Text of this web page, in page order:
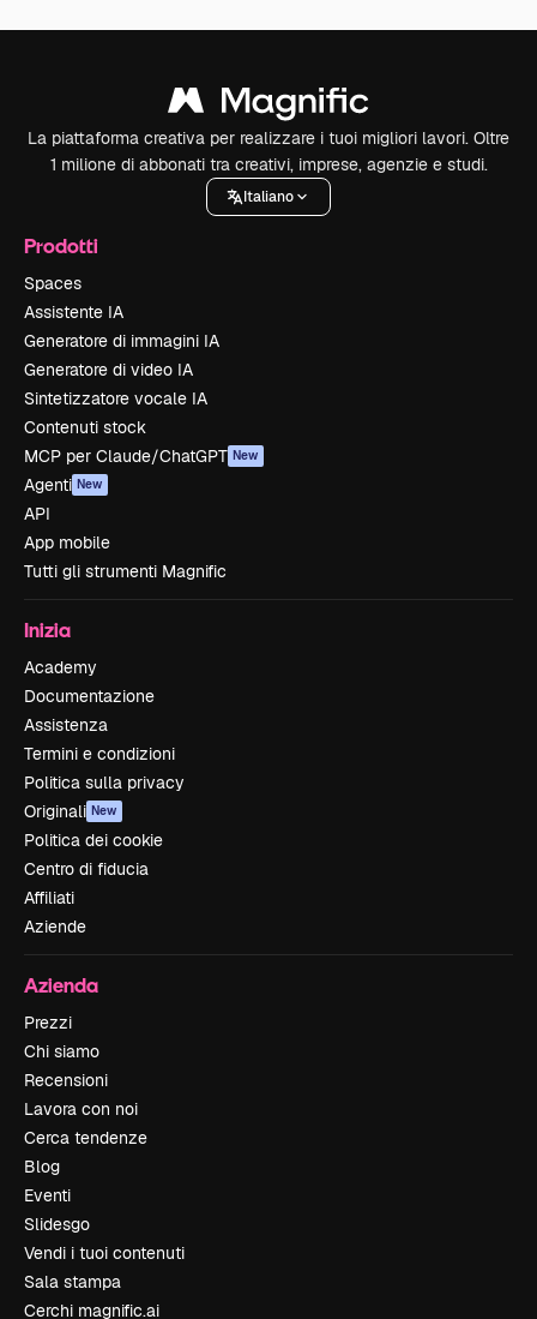
La piattaforma creativa per realizzare i tuoi migliori lavori. Oltre
1 milione di abbonati tra creativi, imprese, agenzie e studi.
Italiano
Prodotti
Spaces
Assistente IA
Generatore di immagini IA
Generatore di video IA
Sintetizzatore vocale IA
Contenuti stock
MCP per Claude/ChatGPT New
Agenti New
API
App mobile
Tutti gli strumenti Magnific
Inizia
Academy
Documentazione
Assistenza
Termini e condizioni
Politica sulla privacy
Originali New
Politica dei cookie
Centro di fiducia
Affiliati
Aziende
Azienda
Prezzi
Chi siamo
Recensioni
Lavora con noi
Cerca tendenze
Blog
Eventi
Slidesgo
Vendi i tuoi contenuti
Sala stampa
Cerchi magnific.ai